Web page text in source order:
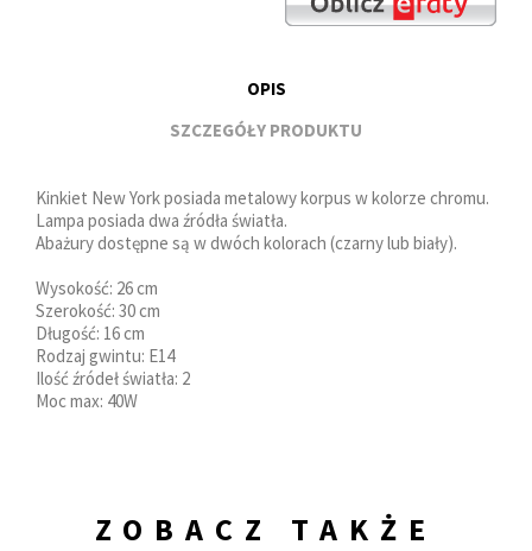
OPIS
SZCZEGÓŁY PRODUKTU
Kinkiet New York posiada metalowy korpus w kolorze chromu.
Lampa posiada dwa źródła światła.
Abażury dostępne są w dwóch kolorach (czarny lub biały).
Wysokość: 26 cm
Szerokość: 30 cm
Długość: 16 cm
Rodzaj gwintu: E14
Ilość źródeł światła: 2
Moc max: 40W
ZOBACZ TAKŻE